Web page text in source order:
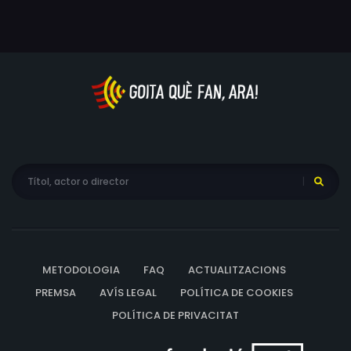
METODOLOGIA FAQ
ACTUALITZACIONS
PREMSA
AVÍS LEGAL
POLÍTICA DE COOKIES
POLÍTICA DE PRIVACITAT